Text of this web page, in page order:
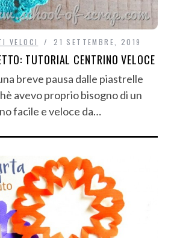
VELOCI 21 SETTEMBRE, 2019
TUTORIAL CENTRINO VELOCE
breve pausa dalle piastrelle
avevo proprio bisogno di un
facile e veloce da…